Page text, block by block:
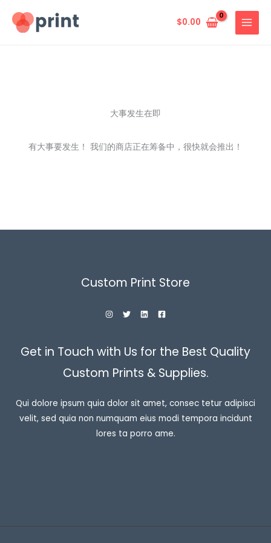
$0.00
大事发生在即
有大事要发生！ 我们的商店正在筹备中，很快就会推出！
Custom Print Store
Get in Touch with Us for the Best Quality
Custom Prints & Supplies.
Qui dolore ipsum quia dolor sit amet, consec tetur adipisci
velit, sed quia non numquam eius modi tempora incidunt
lores ta porro ame.